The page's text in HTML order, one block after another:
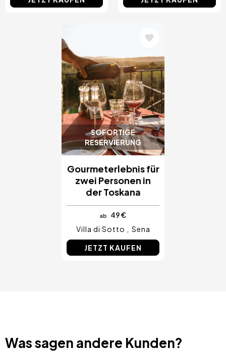
SOFORTIGE
RESERVIERUNG
Bild
Gourmeterlebnis für
zwei Personen in
der Toskana
ab
49 €
Villa di Sotto
Sena
JETZT KAUFEN
Was sagen andere Kunden?